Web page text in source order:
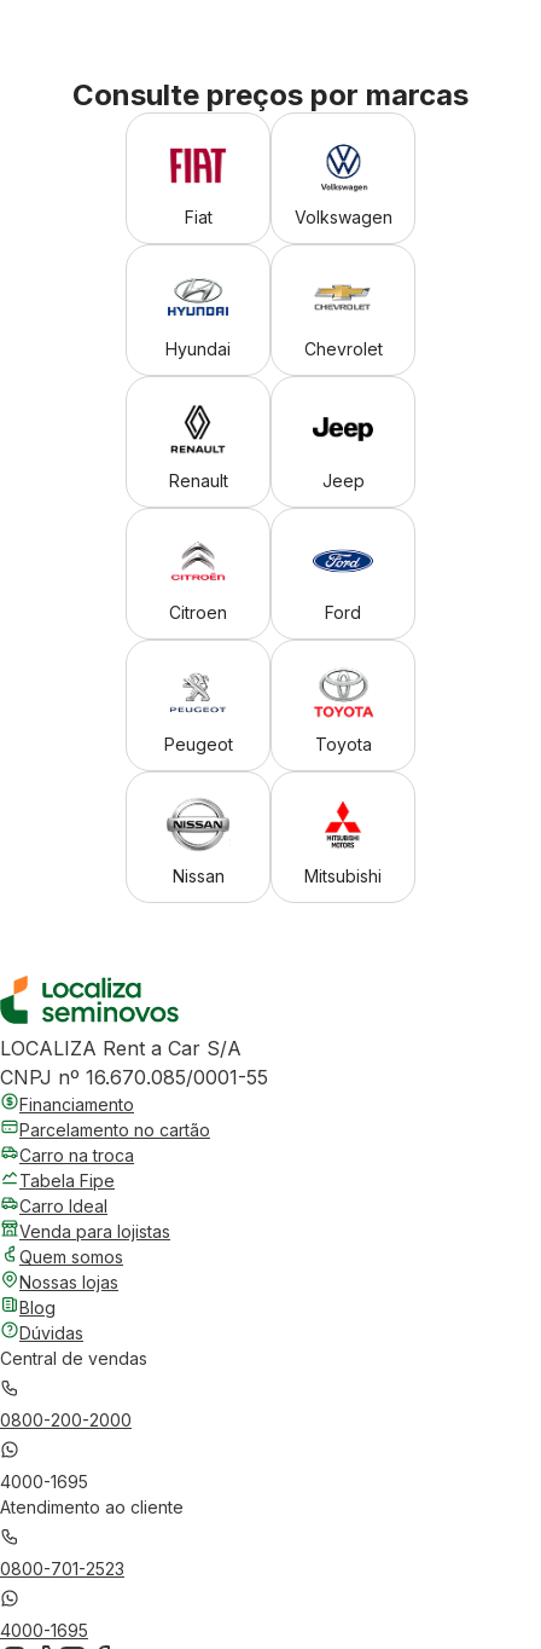
Consulte preços por marcas
Fiat Volkswagen
Hyundai Chevrolet
Renault Jeep
Citroen Ford
Peugeot Toyota
Nissan Mitsubishi
LOCALIZA Rent a Car S/A
CNPJ nº 16.670.085/0001-55
Financiamento
Parcelamento no cartão
Carro na troca
Tabela Fipe
Carro Ideal
Venda para lojistas
Quem somos
Nossas lojas
Blog
Dúvidas
Central de vendas
0800-200-2000
4000-1695
Atendimento ao cliente
0800-701-2523
4000-1695